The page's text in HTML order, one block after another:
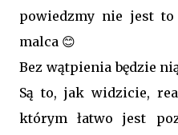
powiedzmy nie jest to
malca 😊
Bez wątpienia będzie
Są to, jak widzicie,
którym łatwo jest